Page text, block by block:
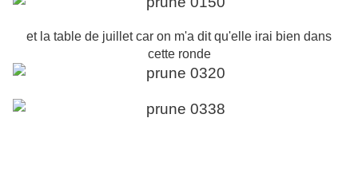
et la table de juillet car on m'a dit qu'elle irai bien dans
cette ronde